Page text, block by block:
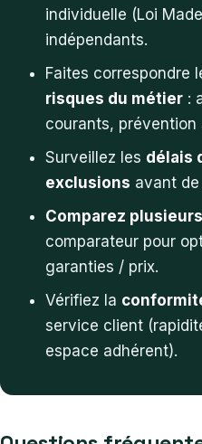
individuelle (Loi
indépendants.
Faites correspondre
risques du métier :
courants, prévention
Surveillez les délais
exclusions avant de
Comparez
comparateur pour
garanties / prix.
Vérifiez la
service client
espace adhérent).